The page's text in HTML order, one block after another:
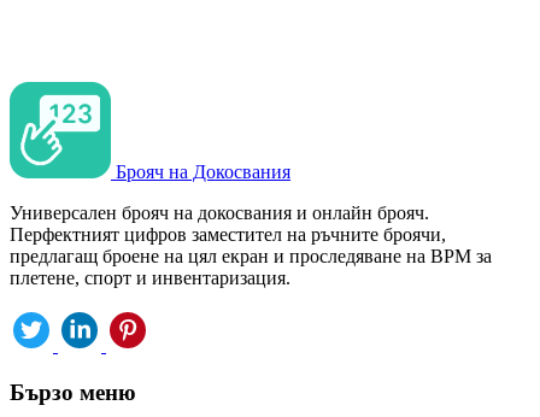
Брояч на Докосвания
Универсален брояч на докосвания и онлайн брояч.
Перфектният цифров заместител на ръчните броячи,
предлагащ броене на цял екран и проследяване на BPM за
плетене, спорт и инвентаризация.
Бързо меню